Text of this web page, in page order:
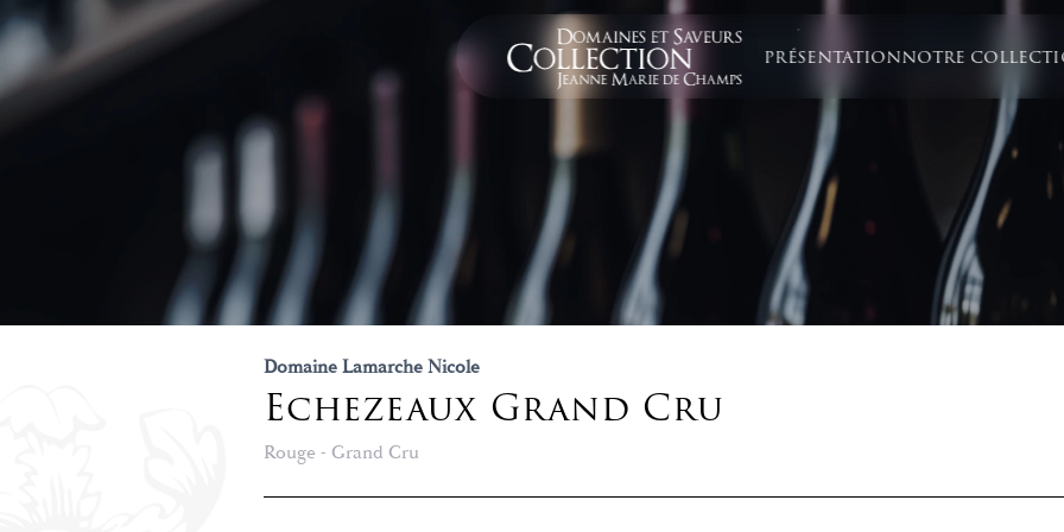
PRÉSENTATIONNOTRE
Domaine Lamarche Nicole
Echezeaux Grand Cru
Rouge - Grand Cru